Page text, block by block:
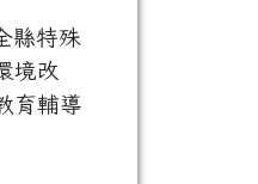
縣特殊
境改
育輔導